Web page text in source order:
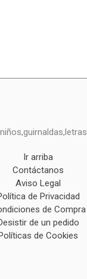
Ir arriba
Contáctanos
Aviso Legal
de Privacidad
de Compra
de un pedido
de Cookies